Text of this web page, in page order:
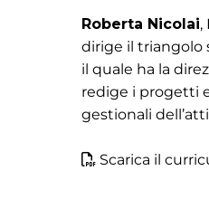
Roberta Nicolai,
dirige il triangolo
il quale ha la
redige i progetti
gestionali
Scarica il